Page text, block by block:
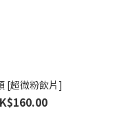
[超微粉飲片]